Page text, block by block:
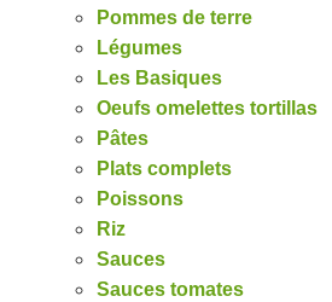
Pommes de terre
Légumes
Les Basiques
Oeufs omelettes tortillas
Pâtes
Plats complets
Poissons
Riz
Sauces
Sauces tomates